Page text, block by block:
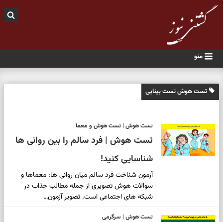
منو
تست هوش تست بینایی
تست هوش | تست هوش و معما
تست هوش | فرد سالم را بین روانی ها
شناسایی کنید!
آزمون شناخت فرد سالم میان روانی ها: معماها و
سوالات هوش تصویری از جمله مطالب جذاب در
شبکه های اجتماعی است. تصویر آزمون…
تست هوش | سرگرمی